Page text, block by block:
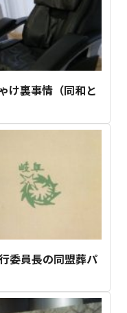
け裏事情（同和と
委員長の同盟葬パ